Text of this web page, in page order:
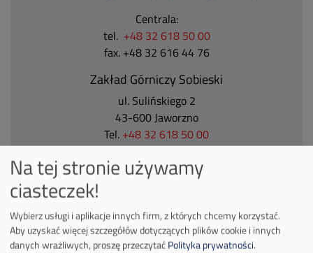
Centrala:
tel. +48 32 618 50 00
fax. +48 32 616 44 76
Zakład Górniczy Sobieski
ul. Sulińskiego 2
43-600 Jaworzno
Tel. +48 32 618 50 00
Zakład Górniczy Janina
ul. Górnicza 23
Tel.+48 32 627 00 00
Zakład Górniczy Brzeszcze
Na tej stronie używamy
ciasteczek!
Wybierz usługi i aplikacje innych firm, z których chcemy korzystać.
Aby uzyskać więcej szczegółów dotyczących plików cookie i innych
danych wrażliwych, proszę przeczytaćPolityka prywatności.